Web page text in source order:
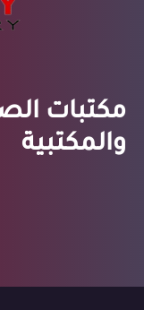
مكتبات
والمكتبية